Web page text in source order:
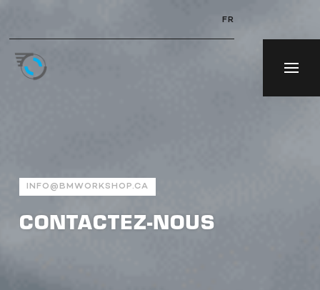
FR
INFO@BMWORKSHOP.CA
CONTACTEZ-NOUS